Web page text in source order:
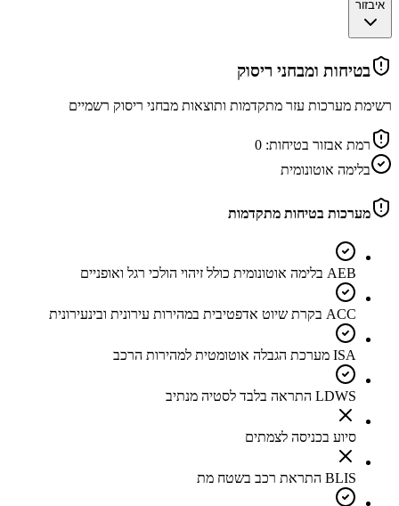
איבזור
בטיחות ומבחני ריסוק
רשימת מערכות עזר מתקדמות ותוצאות מבחני ריסוק רשמיים
רמת אבזור בטיחות: 0
בלימה אוטונומית
מערכות בטיחות מתקדמות
AEB בלימה אוטונומית כולל זיהוי הולכי רגל ואופניים
ACC בקרת שיוט אדפטיבית במהירות עירונית ובינעירונית
ISA מערכת הגבלה אוטומטית למהירות הרכב
LDWS התראה בלבד לסטיה מנתיב
סיוע בכניסה לצמתים
BLIS התראת רכב בשטח מת